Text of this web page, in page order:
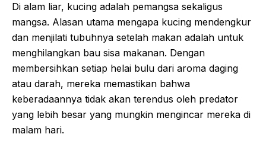
Di alam liar, kucing adalah pemangsa sekaligus
mangsa. Alasan utama mengapa kucing mendengkur
dan menjilati tubuhnya setelah makan adalah untuk
menghilangkan bau sisa makanan. Dengan
membersihkan setiap helai bulu dari aroma daging
atau darah, mereka memastikan bahwa
keberadaannya tidak akan terendus oleh predator
yang lebih besar yang mungkin mengincar mereka di
malam hari.